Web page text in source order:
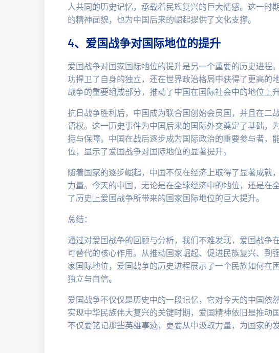
人共同的历史记忆，承载着民族复兴的巨大情感。这一时
的精神面貌，也为中国后来的崛起提供了文化支撑。
4、爱国战争对国际地位的提升
爱国战争对国家国际地位的提升是另一个重要的历史进程
功捍卫了自身的独立，还在世界政治格局中获得了更高的
战争的重要组成部分，推动了中国在国际社会中的地位上升
抗日战争胜利后，中国成为联合国创始会员国，并且在二
语权。这一历史事件为中国后来的国际外交奠定了基础，
持与保障。中国在战后逐步成为国际政治的重要参与者，
位，显示了爱国战争对国际地位的显著提升。
随着国家的逐步崛起，中国不仅在经济上取得了显著成就
力量。今天的中国，无论是在全球经济中的地位，还是在
了历史上爱国战争所带来的国家国际地位的巨大提升。
总结：
通过对爱国战争的回顾与分析，我们不难发现，爱国战争
可替代的核心作用。从推动国家崛起、促进民族复兴、到
家国际地位，爱国战争的历史进程展示了一个民族如何在
独立与自信。
爱国战争不仅仅是历史中的一段记忆，它对今天的中国依
实现中华民族伟大复兴的关键时期，爱国精神依旧是推动
不仅要铭记那些英雄事迹，更要从中汲取力量，为国家的